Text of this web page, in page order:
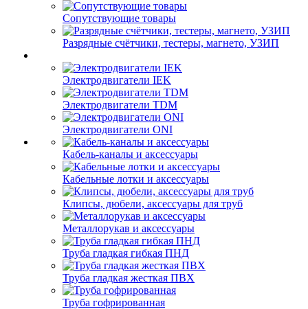
Сопутствующие товары
Разрядные счётчики, тестеры, магнето, УЗИП
Электродвигатели IEK
Электродвигатели TDM
Электродвигатели ONI
Кабель-каналы и аксессуары
Кабельные лотки и аксессуары
Клипсы, дюбели, аксессуары для труб
Металлорукав и аксессуары
Труба гладкая гибкая ПНД
Труба гладкая жесткая ПВХ
Труба гофрированная